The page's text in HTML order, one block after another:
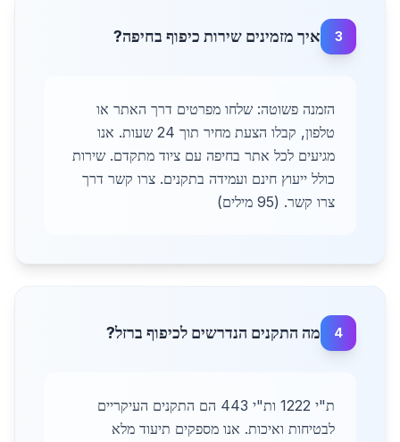
3 איך מזמינים שירות כיפוף בחיפה?
הזמנה פשוטה: שלחו מפרטים דרך האתר או
טלפון, קבלו הצעת מחיר תוך 24 שעות. אנו
מגיעים לכל אתר בחיפה עם ציוד מתקדם. שירות
כולל ייעוץ חינם ועמידה בתקנים. צרו קשר דרך
צרו קשר. (95 מילים)
4 מה התקנים הנדרשים לכיפוף ברזל?
ת"י 1222 ות"י 443 הם התקנים העיקריים
לבטיחות ואיכות. אנו מספקים תיעוד מלא